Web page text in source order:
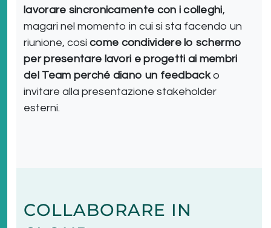
lavorare sincronicamente con i colleghi,
magari nel momento in cui si sta facendo un
riunione, così come condividere lo schermo
per presentare lavori e progetti ai membri
del Team perché diano un feedbacko
invitare alla presentazione stakeholder
esterni.
COLLABORARE IN